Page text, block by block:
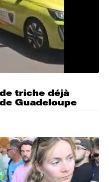
triche déjà
Guadeloupe